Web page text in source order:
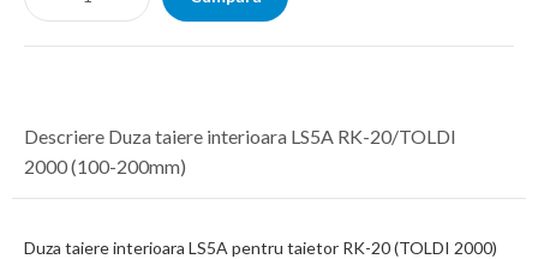
Descriere Duza taiere interioara LS5A RK-20/TOLDI
2000 (100-200mm)
Duza taiere interioara LS5A pentru taietor RK-20 (TOLDI 2000)